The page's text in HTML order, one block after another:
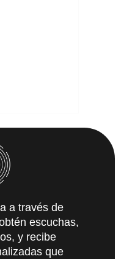
a través de
escuchas,
y recibe
que